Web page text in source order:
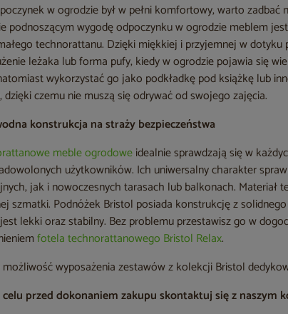
w ogrodzie był w pełni komfortowy, warto
podnoszącym wygodę odpoczynku w ogrodzie meblem
technorattanu. Dzięki miękkiej i przyjemnej w
leżaka lub forma pufy, kiedy w ogrodzie pojawia się
wykorzystać go jako podkładkę pod książkę lub
czemu nie muszą się odrywać od swojego zajęcia.
konstrukcja na straży bezpieczeństwa
meble ogrodoweidealnie sprawdzają się w
użytkowników. Ich uniwersalny charakter
jak i nowoczesnych tarasach lub balkonach. Materiał
szmatki. Podnóżek Bristol posiada konstrukcję z
lekki oraz stabilny. Bez problemu przestawisz go w
fotela technorattanowego Bristol Relax.
wyposażenia zestawów z kolekcji Bristol
przed dokonaniem zakupu skontaktuj się z naszym